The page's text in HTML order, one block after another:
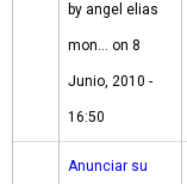
by angel elias
mon... on 8
Junio, 2010 -
16:50
Anunciar su